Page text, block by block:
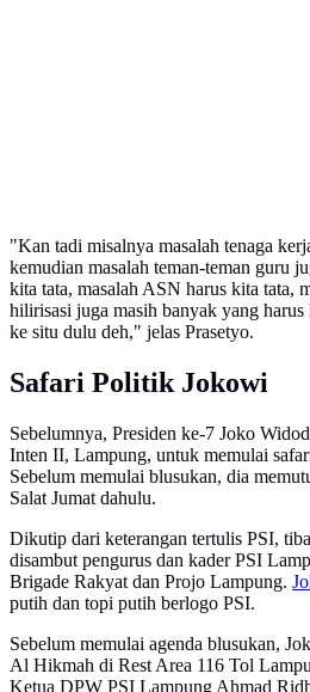
"Kan tadi misalnya masalah tenaga
kemudian masalah teman-teman guru
kita tata, masalah ASN harus kita tata,
hilirisasi juga masih banyak yang
ke situ dulu deh," jelas Prasetyo.
Safari Politik Jokowi
Sebelumnya, Presiden ke-7 Joko
Inten II, Lampung, untuk memulai
Sebelum memulai blusukan, dia
Salat Jumat dahulu.
Dikutip dari keterangan tertulis PSI,
disambut pengurus dan kader PSI
Brigade Rakyat dan Projo Lampung.
putih dan topi putih berlogo PSI.
Sebelum memulai agenda blusukan,
Al Hikmah di Rest Area 116 Tol
Ketua DPW PSI Lampung Ahmad